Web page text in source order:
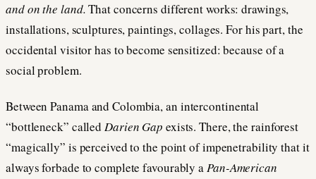
and on the land.That concerns different works: drawings,
installations, sculptures, paintings, collages. For his part, the
occidental visitor has to become sensitized: because of a
social problem.
Between Panama and Colombia, an intercontinental
“bottleneck” called Darien Gap exists. There, the rainforest
“magically” is perceived to the point of impenetrability that it
always forbade to complete favourably aPan-American